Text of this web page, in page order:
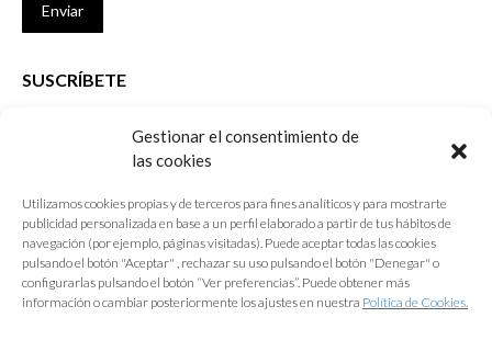
Gestionar el consentimiento de
las cookies
Utilizamos cookies propias y de terceros para fines analíticos y para mostrarte
publicidad personalizada en base a un perfil elaborado a partir de tus hábitos de
navegación (por ejemplo, páginas visitadas). Puede aceptar todas las cookies
pulsando el botón "Aceptar" , rechazar su uso pulsando el botón "Denegar" o
configurarlas pulsando el botón “Ver preferencias”. Puede obtener más
información o cambiar posteriormente los ajustes en nuestra Política de Cookies.
Enviar
SUSCRÍBETE
que desarrolla el Colegio de Arquitectos de Cádiz
E-mail *
Acepto lostérminos y condiciones de uso